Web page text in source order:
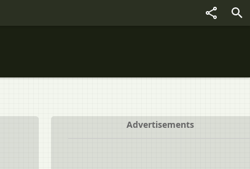
Advertisements